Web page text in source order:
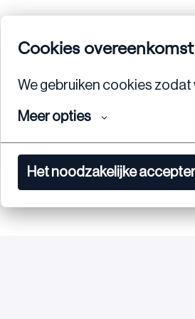
Cookies overeenkomst
We gebruiken cookies
Meer opties
Het noodzakelijke